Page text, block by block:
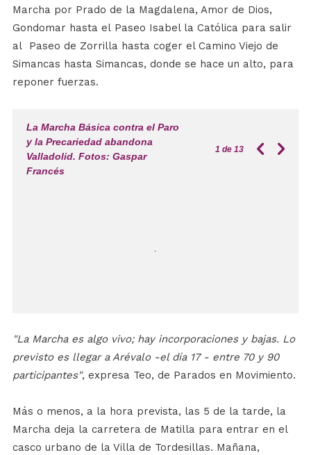
Marcha por Prado de la Magdalena, Amor de Dios,
Gondomar hasta el Paseo Isabel la Católica para salir
al Paseo de Zorrilla hasta coger el Camino Viejo de
Simancas hasta Simancas, donde se hace un alto, para
reponer fuerzas.
La Marcha Básica contra el Paro
y la Precariedad abandona
Valladolid. Fotos: Gaspar
Francés
1 de 13
"La Marcha es algo vivo; hay incorporaciones y bajas. Lo
previsto es llegar a Arévalo -el día 17 - entre 70 y 90
participantes", expresa Teo, de Parados en Movimiento.
Más o menos, a la hora prevista, las 5 de la tarde, la
Marcha deja la carretera de Matilla para entrar en el
casco urbano de la Villa de Tordesillas. Mañana,